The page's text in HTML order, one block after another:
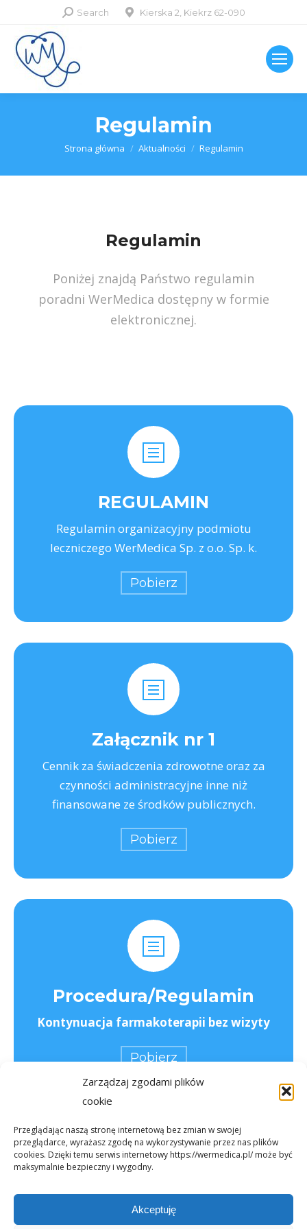
Zarządzaj zgodami plików
cookie
Przeglądając naszą stronę internetową bez zmian w swojej
przeglądarce, wyrażasz zgodę na wykorzystywanie przez nas plików
cookies. Dzięki temu serwis internetowy https://wermedica.pl/ może być
maksymalnie bezpieczny i wygodny.
Akceptuję
Szukaj:Search Kierska 2, Kiekrz 62-090
Regulamin
Jesteś tutaj:
Strona główna Aktualności Regulamin
Regulamin
Poniżej znajdą Państwo regulamin
poradni WerMedica dostępny w formie
elektronicznej.
REGULAMIN
Regulamin organizacyjny podmiotu
leczniczego WerMedica Sp. z o.o. Sp. k.
Pobierz
Załącznik nr 1
Cennik za świadczenia zdrowotne oraz za
czynności administracyjne inne niż
finansowane ze środków publicznych.
Pobierz
Procedura/Regulamin
Kontynuacja farmakoterapii bez wizyty
Pobierz